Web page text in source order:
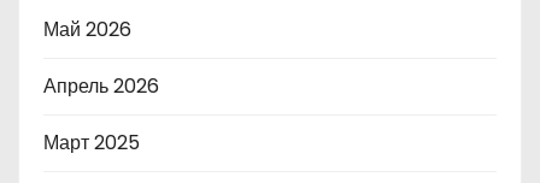
Май 2026
Апрель 2026
Март 2025